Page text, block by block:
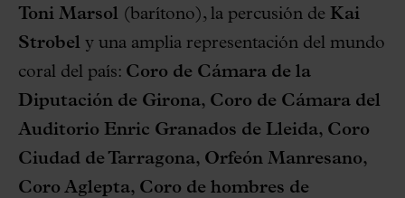
Toni Marsol (barítono), la percusión de Kai
Strobel y una amplia representación del mundo
coral del país: Coro de Cámara de la
Diputación de Girona, Coro de Cámara del
Auditorio Enric Granados de Lleida, Coro
Ciudad de Tarragona, Orfeón Manresano,
Coro Aglepta, Coro de hombres de